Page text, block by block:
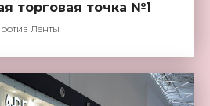
торговая точка №1
Ленты